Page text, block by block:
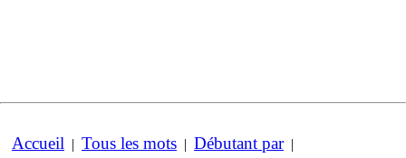
Accueil | Tous les mots | Débutant par|